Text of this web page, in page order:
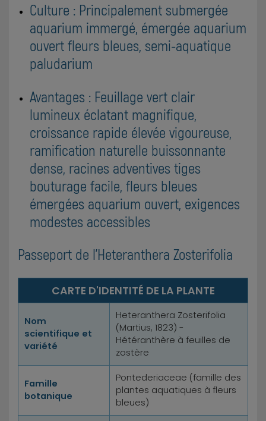
Culture : Principalement submergée
aquarium immergé, émergée aquarium
ouvert fleurs bleues, semi-aquatique
paludarium
Avantages : Feuillage vert clair
lumineux éclatant magnifique,
croissance rapide élevée vigoureuse,
ramification naturelle buissonnante
dense, racines adventives tiges
bouturage facile, fleurs bleues
émergées aquarium ouvert, exigences
modestes accessibles
Passeport de l'Heteranthera Zosterifolia
CARTE D'IDENTITÉ DE LA PLANTE
Nom
scientifique et
variété
Heteranthera Zosterifolia
(Martius, 1823) -
Hétéranthère à feuilles de
zostère
Famille
botanique
Pontederiaceae (famille des
plantes aquatiques à fleurs
bleues)